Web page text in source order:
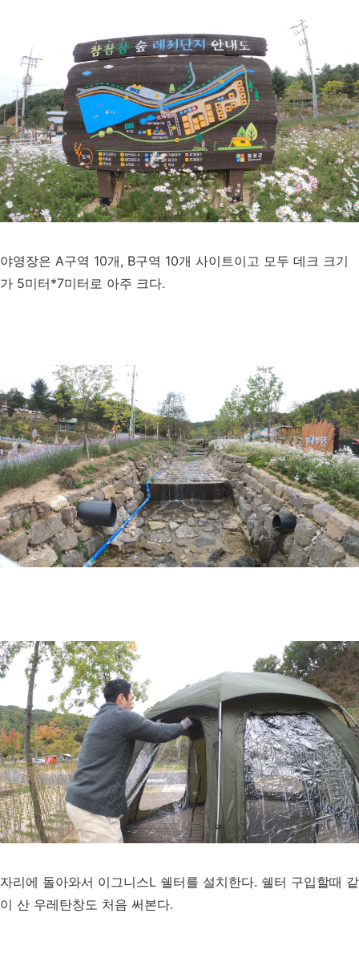
야영장은 A구역 10개, B구역 10개 사이트이고 모두 데크 크기
가 5미터*7미터로 아주 크다.
자리에 돌아와서 이그니스L 쉘터를 설치한다. 쉘터 구입할때 같
이 산 우레탄창도 처음 써본다.